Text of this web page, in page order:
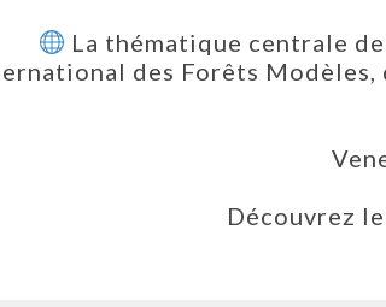
La thématique centrale
des Forêts
Découvrez